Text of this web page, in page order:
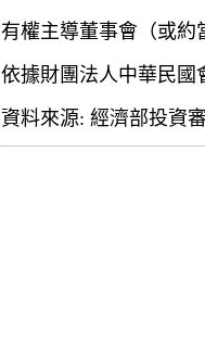
有權主導董事會（或約
依據財團法人中華民國
資料來源: 經濟部投資